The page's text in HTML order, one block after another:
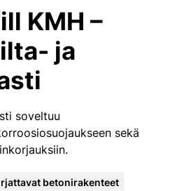
KMH –
ja
soveltuu
sekä
betonirakenteet